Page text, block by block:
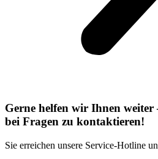
Gerne helfen wir Ihnen weiter
bei Fragen zu kontaktieren!​
Sie erreichen unsere Service-Hotline